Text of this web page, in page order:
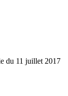
du 11 juillet 2017